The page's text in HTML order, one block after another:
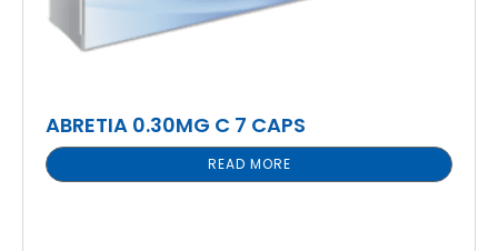
ABRETIA 0.30MG C 7 CAPS
READ MORE